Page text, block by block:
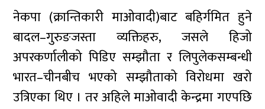
नेकपा (क्रान्तिकारी माओवादी)बाट बहिर्गमित हुने
बादल–गुरुङजस्ता व्यक्तिहरु, जसले हिजो
अपरकर्णालीको पिडिए सम्झौता र लिपुलेकसम्बन्धी
भारत–चीनबीच भएको सम्झौताको विरोधमा खरो
उत्रिएका थिए । तर अहिले माओवादी केन्द्रमा गएपछि